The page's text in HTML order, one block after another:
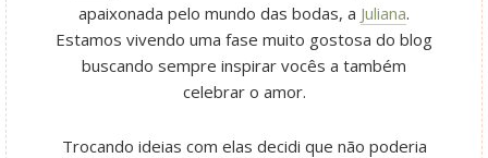
apaixonada pelo mundo das bodas, a Juliana.
Estamos vivendo uma fase muito gostosa do blog
buscando sempre inspirar vocês a também
celebrar o amor.
Trocando ideias com elas decidi que não poderia